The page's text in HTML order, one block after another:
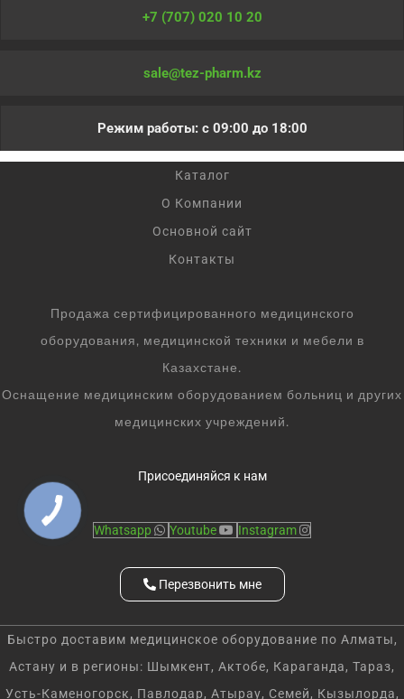
+7 (707) 020 10 20
sale@tez-pharm.kz
Режим работы: с 09:00 до 18:00
Каталог
О Компании
Основной сайт
Контакты
Продажа сертифицированного медицинского
оборудования, медицинской техники и мебели в
Казахстане.
Оснащение медицинским оборудованием больниц и других
медицинских учреждений.
Присоединяйся к нам
Whatsapp Youtube Instagram
Перезвонить мне
Быстро доставим медицинское оборудование по Алматы,
Астану и в регионы: Шымкент, Актобе, Караганда, Тараз,
Усть-Каменогорск, Павлодар, Атырау, Семей, Кызылорда,